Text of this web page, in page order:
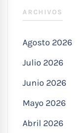
ARCHIVOS
Agosto 2026
Julio 2026
Junio 2026
Mayo 2026
Abril 2026